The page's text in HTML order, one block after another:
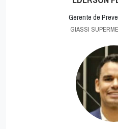
Gerente de
GIASSI